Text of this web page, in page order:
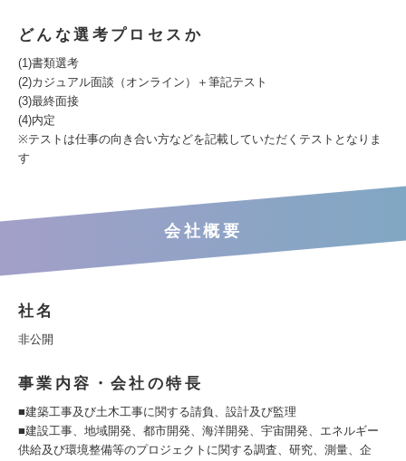
どんな選考プロセスか
(1)書類選考
(2)カジュアル面談（オンライン）＋筆記テスト
(3)最終面接
(4)内定
※テストは仕事の向き合い方などを記載していただくテストとなりま
す
会社概要
社名
非公開
事業内容・会社の特長
■建築工事及び土木工事に関する請負、設計及び監理
■建設工事、地域開発、都市開発、海洋開発、宇宙開発、エネルギー
供給及び環境整備等のプロジェクトに関する調査、研究、測量、企